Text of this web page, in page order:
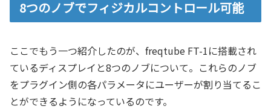
8つのノブでフィジカルコントロール可能
ここでもう一つ紹介したのが、freqtube FT-1に搭載され
ているディスプレイと8つのノブについて。これらのノブ
をプラグイン側の各パラメータにユーザーが割り当てるこ
とができるようになっているのです。